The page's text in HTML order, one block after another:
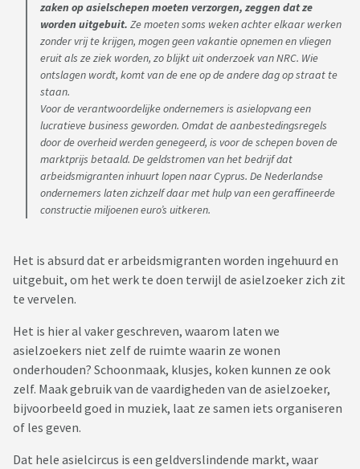
zaken op asielschepen moeten verzorgen, zeggen dat ze
worden uitgebuit. Ze moeten soms weken achter elkaar werken
zonder vrij te krijgen, mogen geen vakantie opnemen en vliegen
eruit als ze ziek worden, zo blijkt uit onderzoek van NRC. Wie
ontslagen wordt, komt van de ene op de andere dag op straat te
staan.
Voor de verantwoordelijke ondernemers is asielopvang een
lucratieve business geworden. Omdat de aanbestedingsregels
door de overheid werden genegeerd, is voor de schepen boven de
marktprijs betaald. De geldstromen van het bedrijf dat
arbeidsmigranten inhuurt lopen naar Cyprus. De Nederlandse
ondernemers laten zichzelf daar met hulp van een geraffineerde
constructie miljoenen euro’s uitkeren.
Het is absurd dat er arbeidsmigranten worden ingehuurd en
uitgebuit, om het werk te doen terwijl de asielzoeker zich zit
te vervelen.
Het is hier al vaker geschreven, waarom laten we
asielzoekers niet zelf de ruimte waarin ze wonen
onderhouden? Schoonmaak, klusjes, koken kunnen ze ook
zelf. Maak gebruik van de vaardigheden van de asielzoeker,
bijvoorbeeld goed in muziek, laat ze samen iets organiseren
of les geven.
Dat hele asielcircus is een geldverslindende markt, waar